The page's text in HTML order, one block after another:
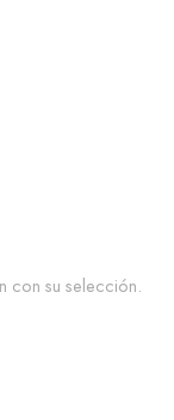
con su selección.